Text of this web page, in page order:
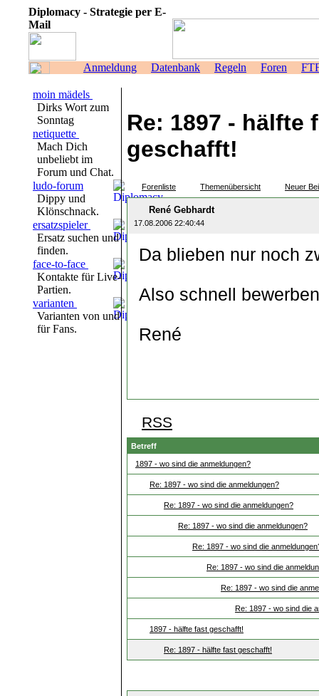
Diplomacy - Strategie per E-
Mail
Anmeldung Datenbank Regeln Foren
moin mädels
Dirks Wort zum
Sonntag
netiquette
Mach Dich
unbeliebt im
Forum und Chat.
ludo-forum
Dippy und
Klönschnack.
ersatzspieler
Ersatz suchen und
finden.
face-to-face
Kontakte für Live-
Partien.
varianten
Varianten von und
für Fans.
Re: 1897 - hälfte
geschafft!
Forenliste Themenübersicht Neuer
René Gebhardt
17.08.2006 22:40:44
Da blieben nur noch
Also schnell
René
RSS
Betreff
1897 - wo sind die anmeldungen?
Re: 1897 - wo sind die anmeldungen?
Re: 1897 - wo sind die anmeldungen?
Re: 1897 - wo sind die anmeldungen?
Re: 1897 - wo sind die
Re: 1897 - wo sind die
Re: 1897 - wo sind die
Re: 1897 - wo sind die
1897 - hälfte fast geschafft!
Re: 1897 - hälfte fast geschafft!